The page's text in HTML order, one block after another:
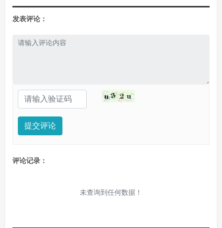
发表评论：
提交评论
评论记录：
未查询到任何数据！